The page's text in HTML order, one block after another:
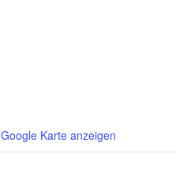
Google Karte anzeigen